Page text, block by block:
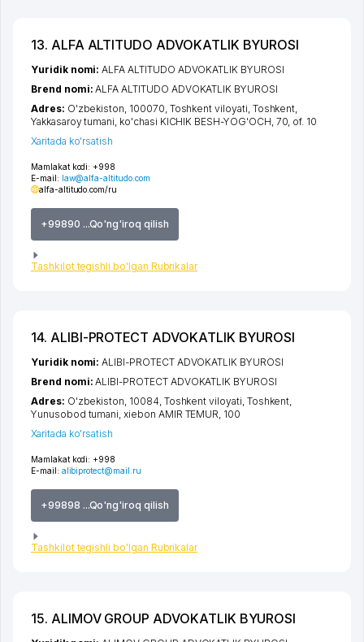
13. ALFA ALTITUDO ADVOKATLIK BYUROSI
Mamlakat kodi: +998
E-mail: law@alfa-altitudo.com
alfa-altitudo.com/ru
+99890 ...Qo'ng'iroq qilish
Tashkilot tegishli bo'lgan Rubrikalar
Yuridik nomi:ALFA ALTITUDO ADVOKATLIK BYUROSI
Brend nomi:ALFA ALTITUDO ADVOKATLIK BYUROSI
Adres: O'zbekiston, 100070, Toshkent viloyati Toshkent
Yakkasaroy tumani ko'chasi KICHIK BESH-YOG'OCH , 70, of. 10
Xaritada ko'rsatish
14. ALIBI-PROTECT ADVOKATLIK BYUROSI
Mamlakat kodi: +998
E-mail: alibiprotect@mail.ru
+99898 ...Qo'ng'iroq qilish
Tashkilot tegishli bo'lgan Rubrikalar
Yuridik nomi:ALIBI-PROTECT ADVOKATLIK BYUROSI
Brend nomi:ALIBI-PROTECT ADVOKATLIK BYUROSI
Adres: O'zbekiston, 10084, Toshkent viloyati Toshkent
Yunusobod tumani ,xiеbon AMIR TEMUR , 100
Xaritada ko'rsatish
15. ALIMOV GROUP ADVOKATLIK BYUROSI